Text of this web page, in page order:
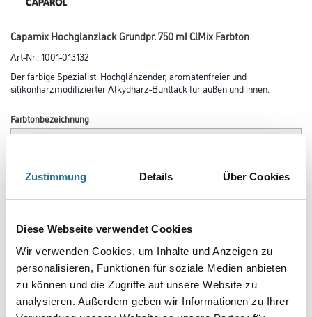
Zustimmung Details Über Cookies
Diese Webseite verwendet Cookies
Wir verwenden Cookies, um Inhalte und Anzeigen zu
personalisieren, Funktionen für soziale Medien anbieten
zu können und die Zugriffe auf unsere Website zu
analysieren. Außerdem geben wir Informationen zu Ihrer
Capamix Hochglanzlack Grundpr. 750 ml ClMix Farbton
Art-Nr.:1001-013132
Der farbige Spezialist. Hochglänzender, aromatenfreier und
silikonharzmodifizierter Alkydharz-Buntlack für außen und innen.
Farbtonbezeichnung
Glanzgrad
Gebinde